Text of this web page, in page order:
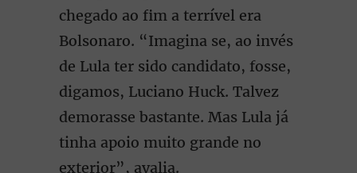
chegado ao fim a terrível era
Bolsonaro. “Imagina se, ao invés
de Lula ter sido candidato, fosse,
digamos, Luciano Huck. Talvez
demorasse bastante. Mas Lula já
tinha apoio muito grande no
exterior”, avalia.